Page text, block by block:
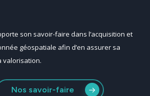
son savoir-faire dans l’acquisition et
géospatiale afin d’en assurer sa
valorisation.
Nos savoir-faire